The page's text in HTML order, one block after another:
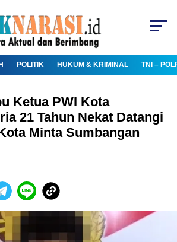
POLITIK HUKUM & KRIMINAL TNI –
Ketua PWI Kota
21 Tahun Nekat Datangi
Minta Sumbangan